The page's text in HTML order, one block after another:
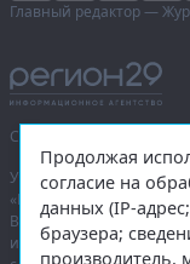
Главный редактор —
Сетевое издание
Учредитель — общество
«Правда Севера».
Выписка из реестра
информации:ЭЛ № ФС
Продолжая
согласие на
данных (IP-
браузера;
производитель,